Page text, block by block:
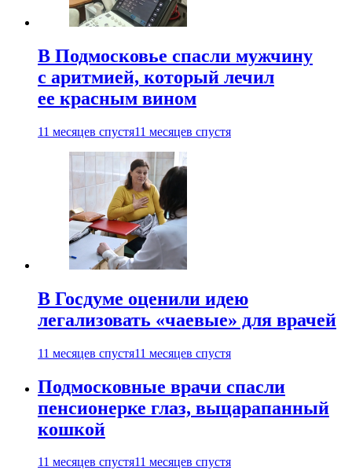
В Подмосковье спасли мужчину
с аритмией, который лечил
ее красным вином
11 месяцев спустя11 месяцев спустя
В Госдуме оценили идею
легализовать «чаевые» для врачей
11 месяцев спустя11 месяцев спустя
Подмосковные врачи спасли
пенсионерке глаз, выцарапанный
кошкой
11 месяцев спустя11 месяцев спустя